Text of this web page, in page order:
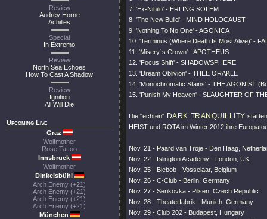
Review
Audrey Horne
Achilles
Special
In Extremo
Review
North Sea Echoes
How To Cast A Shadow
Review
Ignition
All Will Die
Upcoming Live
Graz
Wolfmother
Rose Tattoo
Innsbruck
Wolfmother
Dinkelsbühl
Arch Enemy (+21)
Arch Enemy (+21)
Arch Enemy (+21)
Arch Enemy (+21)
München
7. 'Ex-Nihilo' - ERLING SOLEM
8. 'The New Build' - MIND HOLOCAUST
9. 'Nothing To No One' - AGONICA
10. 'Terminus (Where Death Is Most Alive)' -
11. 'Misery´s Crown' - APOTHEUS
12. 'Focus Shift' - SHADOWSPHERE
13. 'Dream Oblivion' - THEE ORAKLE
14. 'Monochromatic Stains' - THE AGONIST
15. 'Punish My Heaven' - SLAUGHTER OF
Die"echten" DARK TRANQUILLITY
HEIST und ROTA im Winter 2012 ihre
Nov. 21 - Paard van Troje - Den Haag,
Nov. 22 - Islington Academy - London, UK
Nov. 25 - Biebob - Vosselaar, Belgium
Nov. 26 - C-Club - Berlin, Germany
Nov. 27 - Serikovka - Pilsen, Czech Republic
Nov. 28 - Theaterfabrik - Munich, Germany
Nov. 29 - Club 202 - Budapest, Hungary